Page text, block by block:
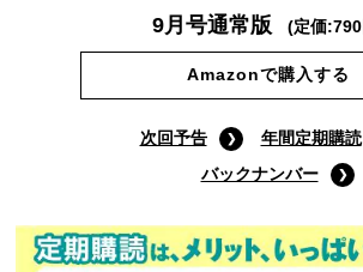
Amazonで購入する
次回予告
年間定期購読